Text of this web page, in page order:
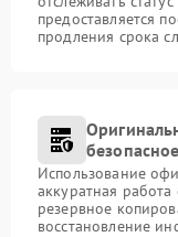
предоставляется
продления срока
Использование
аккуратная
резервное
восстановление